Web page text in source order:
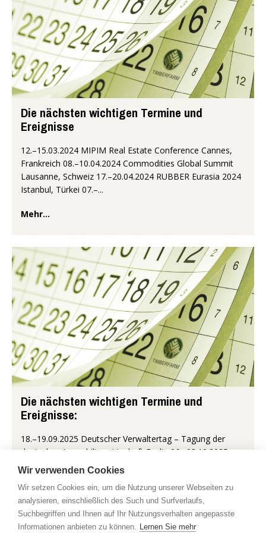
Die nächsten wichtigen Termine und
Ereignisse
12.–15.03.2024 MIPIM Real Estate Conference Cannes,
Frankreich 08.–10.04.2024 Commodities Global Summit
Lausanne, Schweiz 17.–20.04.2024 RUBBER Eurasia 2024
Istanbul, Türkei 07.–...
Mehr...
Die nächsten wichtigen Termine und
Ereignisse:
18.–19.09.2025 Deutscher Verwaltertag – Tagung der
deutschen Immobilienwirtschaft Berlin 06.–08.10.2025
EXPO REAL – Europäische Leitmesse der Real-Estate-
Mehr...
Wir verwenden Cookies
Wir setzen Cookies ein, um die Nutzung unserer Webseiten zu
analysieren, einschließlich des Such und Surfverlaufs,
Suchbegriffen und Ihnen auf Ihr Nutzungsverhalten angepasste
Informationen anbieten zu können. Lernen Sie mehr